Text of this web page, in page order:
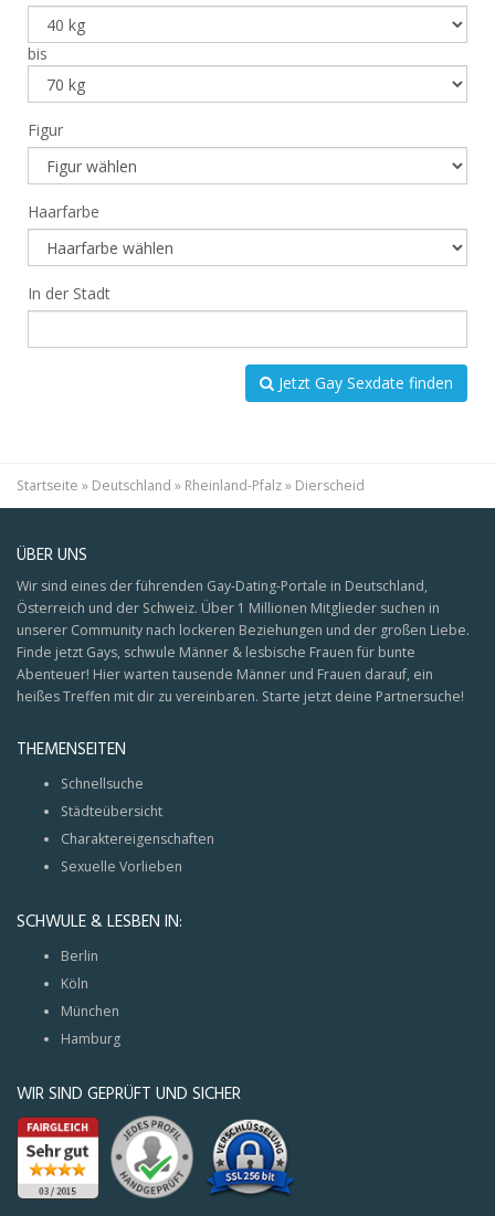
bis
Figur
Haarfarbe
In der Stadt
Jetzt Gay Sexdate finden
Startseite » Deutschland » Rheinland-Pfalz» Dierscheid
ÜBER UNS
Wir sind eines der führenden Gay-Dating-Portale in Deutschland,
Österreich und der Schweiz. Über 1 Millionen Mitglieder suchen in
unserer Community nach lockeren Beziehungen und der großen Liebe.
Finde jetzt Gays, schwule Männer & lesbische Frauen für bunte
Abenteuer! Hier warten tausende Männer und Frauen darauf, ein
heißes Treffen mit dir zu vereinbaren. Starte jetzt deine Partnersuche!
THEMENSEITEN
Schnellsuche
Städteübersicht
Charaktereigenschaften
Sexuelle Vorlieben
SCHWULE & LESBEN IN:
Berlin
Köln
München
Hamburg
WIR SIND GEPRÜFT UND SICHER